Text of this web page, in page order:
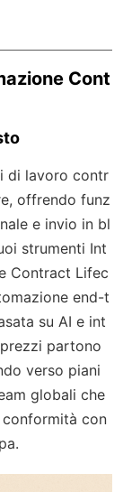
Cont
di lavoro contr
offrendo funz
e invio in bl
strumenti Int
Contract Lifec
end-t
su AI e int
partono
verso piani
globali che
con